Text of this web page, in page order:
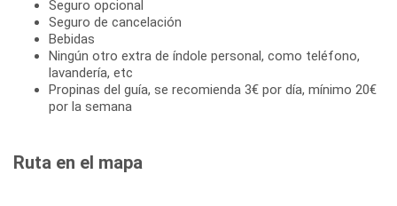
Seguro opcional
Seguro de cancelación
Bebidas
Ningún otro extra de índole personal, como teléfono,
lavandería, etc
Propinas del guía, se recomienda 3€ por día, mínimo 20€
por la semana
Ruta en el mapa